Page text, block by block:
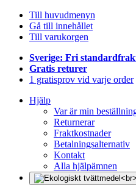
Till huvudmenyn
Gå till innehållet
Till varukorgen
Sverige: Fri
Gratis returer
1 gratisprov vid varje order
Hjälp
Var är min
Returnerar
Fraktkostnader
Betalningsalternativ
Kontakt
Alla hjälpämnen